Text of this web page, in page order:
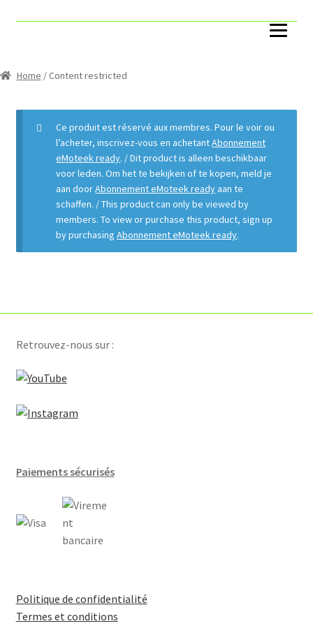
Account
Cart
Catégories
Capteurs ToR
Compteurs
Pack
Thermostats d’ambiance
Home / Content restricted
Ce produit est réservé aux membres. Pour le voir ou
l’acheter, inscrivez-vous en achetantAbonnement
eMoteek ready. / Dit product is alleen beschikbaar
voor leden. Om het te bekijken of te kopen, meld je
aan doorAbonnement eMoteek ready aan te
schaffen. / This product can only be viewed by
members. To view or purchase this product, sign up
by purchasingAbonnement eMoteek ready.
Retrouvez-nous sur :
Paiements sécurisés
Politique de confidentialité
Termes et conditions